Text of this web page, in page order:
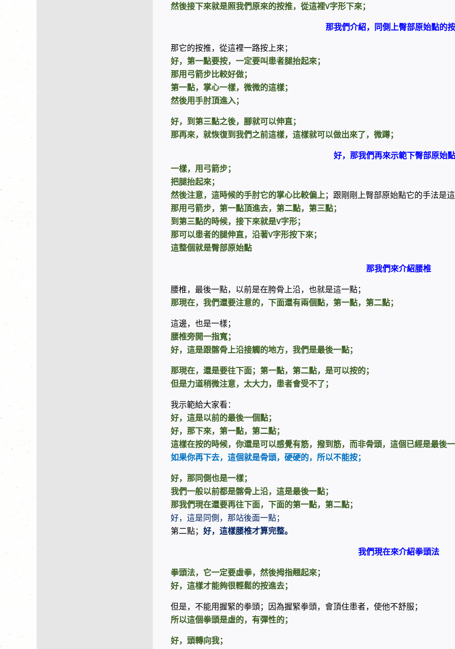
然後接下來就是照我們原來的按推，從這裡V字形下來；
那我們介紹，同側上臀部原始點的
那它的按推，從這裡一路按上來；
好，第一點要按，一定要叫患者腿抬起來；
那用弓箭步比較好做；
第一點，掌心一樣，微微的這樣；
然後用手肘頂進入；
好，到第三點之後，腳就可以伸直；
那再來，就恢復到我們之前這樣，這樣就可以做出來了，微蹲；
好，那我們再來示範下臀部原始
一樣，用弓箭步；
把腿抬起來；
然後注意，這時候的手肘它的掌心比較偏上；跟剛剛上臀部原始點它的手法是
那用弓箭步，第一點頂進去，第二點，第三點；
到第三點的時候，接下來就是V字形；
那可以患者的腿伸直，沿著V字形按下來；
這整個就是臀部原始點
那我們來介紹腰椎
腰椎，最後一點，以前是在胯骨上沿，也就是這一點；
那現在，我們還要注意的，下面還有兩個點，第一點，第二點；
這邊，也是一樣；
腰椎旁開一指寬；
好，這是跟髂骨上沿接觸的地方，我們是最後一點；
那現在，還是要往下面；第一點，第二點，是可以按的；
但是力道稍微注意，太大力，患者會受不了；
我示範給大家看：
好，這是以前的最後一個點；
好，那下來，第一點，第二點；
這樣在按的時候，你還是可以感覺有筋，撥到筋，而非骨頭，這個已經是最後
如果你再下去，這個就是骨頭，硬硬的，所以不能按；
好，那同側也是一樣；
我們一般以前都是髂骨上沿，這是最後一點；
那我們現在還要再往下面，下面的第一點，第二點；
好，這是同側，那站後面一點；
第二點； 好，這樣腰椎才算完整。
我們現在來介紹拳頭法
拳頭法，它一定要虛拳，然後拇指翹起來；
好，這樣才能夠很輕鬆的按進去；
但是，不能用握緊的拳頭；因為握緊拳頭，會頂住患者，使他不舒服；
所以這個拳頭是虛的，有彈性的；
好，頭轉向我；